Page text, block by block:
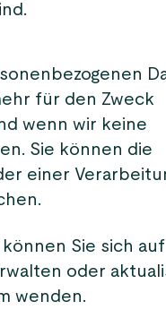
für den Zweck
wenn wir keine
Sie können die
einer
Sie sich auf
oder
wenden.